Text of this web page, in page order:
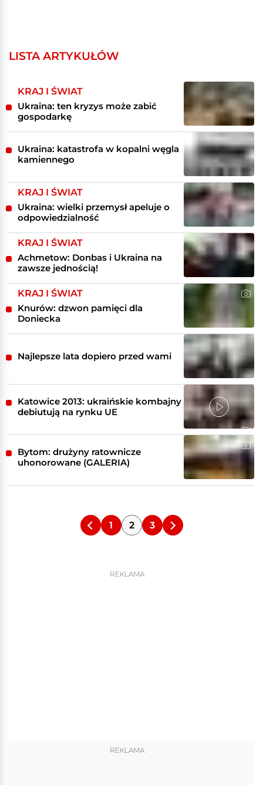
LISTA ARTYKUŁÓW
KRAJ I ŚWIAT
Ukraina: ten kryzys może zabić
gospodarkę
Ukraina: katastrofa w kopalni węgla
kamiennego
KRAJ I ŚWIAT
Ukraina: wielki przemysł apeluje o
odpowiedzialność
KRAJ I ŚWIAT
Achmetow: Donbas i Ukraina na
zawsze jednością!
KRAJ I ŚWIAT
Knurów: dzwon pamięci dla
Doniecka
Najlepsze lata dopiero przed wami
Katowice 2013: ukraińskie kombajny
debiutują na rynku UE
Bytom: drużyny ratownicze
uhonorowane (GALERIA)
1 2 3
REKLAMA
REKLAMA